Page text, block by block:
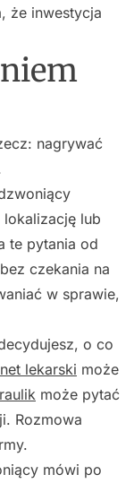
że inwestycja
nagrywać
lub
te pytania od
czekania na
w sprawie,
o co
lekarski może
może pytać
Rozmowa
mówi po